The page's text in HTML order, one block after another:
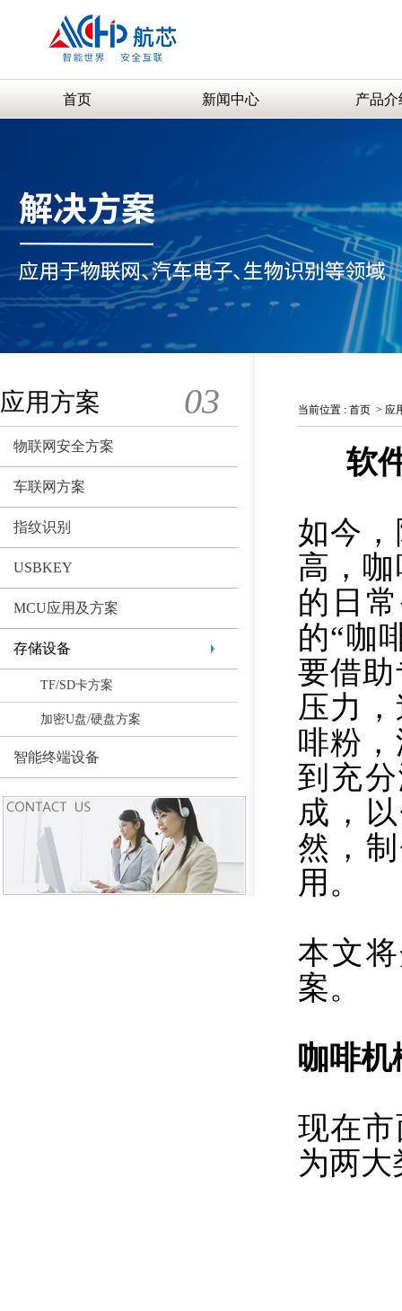
首页 新闻中心 产品介
应用方案 03
物联网安全方案
车联网方案
指纹识别
USBKEY
MCU应用及方案
存储设备
TF/SD卡方案
加密U盘/硬盘方案
智能终端设备
当前位置 : 首页 > 应
软
如今
高，
的日
的“咖
要借
压力
啡粉
到充
成，
然，
用。
本文
案。
咖啡机
现在
为两大